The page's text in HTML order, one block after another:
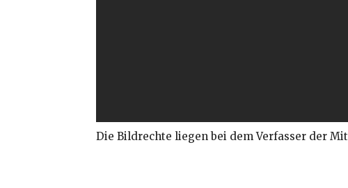
Die Bildrechte liegen bei dem Verfasser der